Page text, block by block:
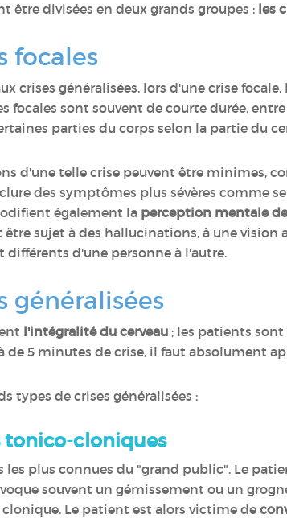
être divisées en deux grands groupes : les
focales
crises généralisées, lors d'une crise
focales sont souvent de courte durée,
parties du corps selon la partie du
d'une telle crise peuvent être minimes,
des symptômes plus sévères comme
également la perception mentale
sujet à des hallucinations, à une vision
d'une personne à l'autre.
généralisées
l'intégralité du cerveau ; les patients sont
de 5 minutes de crise, il faut absolument
types de crises généralisées :
tonico-cloniques
les plus connues du "grand public". Le
souvent un gémissement ou un
Le patient est alors victime de